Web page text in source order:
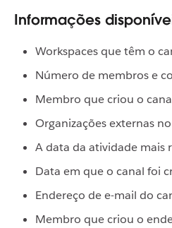
Informações
Workspaces que têm o
Número de membros e
Membro que criou o
Organizações externas
A data da atividade mais
Data em que o canal foi
Endereço de e-mail do
Membro que criou o